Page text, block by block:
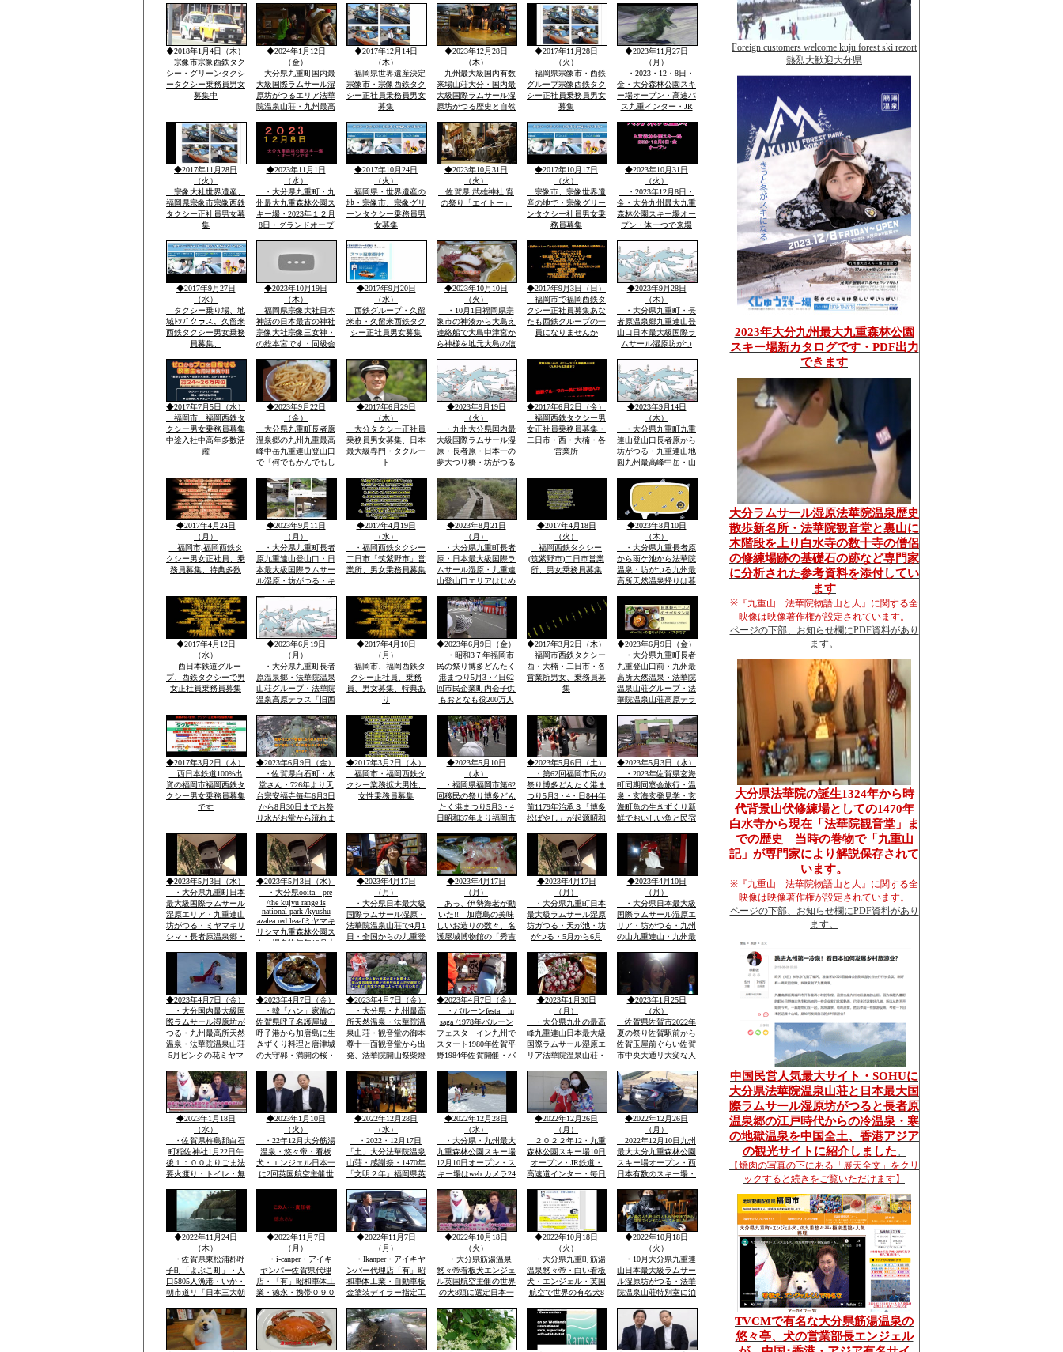
９０７７－５５３５・
大島まで
伝統祭り実行・無料大
駐車あり家内安全その
他祈願火渡り参加でき
ます近くに水汲みで有
名な縫いの池水堂あり
華院温泉山荘恒例感謝
祭で「君とのぼろう法
華院温泉山荘の歌・」
社員バンドで初ひろ
う・・・
◆2018年1月4日（木）
宗像市宗像西鉄タク
シー・グリーンタクシ
ータクシー乗務員男女
募集中
◆2024年1月12日
（金）
大分県九重町国内最
大級国際ラムサール湿
原坊がつるエリア法華
院温泉山荘・九州最高
雪・雪・雪で12月23日
恒例「感謝祭」全国か
ら参加・法華院温泉山
されました
◆2017年12月14日
（木）
福岡県世界遺産決定
宗像市・宗像西鉄タク
シー正社員乗務員男女
募集
◆2023年12月28日
（木）
九州最大級国内有数
来場山荘大分・国内最
大級国際ラムサール湿
原坊がつる歴史と自然
然温泉の法華院温泉山
荘の歌「法華院であい
ましょう」12月23日恒
例・感謝祭でで発表い
い歌です
◆2017年11月28日
（火）
福岡県宗像市・西鉄
グループ宗像西鉄タク
シー正社員乗務員男女
募集
◆2023年11月27日
（月）
・2023・12・8日・
金・大分森林公園スキ
ー場オープン・高速バ
ス九重インター・JR
で無料送迎バス毎日運
航・詳細はHPか
TEL・子供も体一つで
メーカウエヤ用意
◆2017年11月28日
（火）
宗像大社世界遺産、
福岡県宗像市宗像西鉄
タクシー正社員男女募
集
◆2023年11月1日
（水）
・大分県九重町・九
州最大九重森林公園ス
キー場・2023年１２月
8日・グランドオープ
で遊べる・こども広場
「パパママと子供の専
でスキー場完備」
◆2017年10月24日
（火）
福岡県・世界遺産の
地・宗像市、宗像グリ
ーンタクシー乗務員男
女募集
◆2023年10月31日
（火）
佐賀県 武雄神社 宵
の祭り「エイトー」
◆2017年10月17日
（火）
宗像市、宗像世界遺
産の地で・宗像グリー
ンタクシー社員男女乗
務員募集
◆2023年10月31日
（火）
・2023年12月8日・
金・大分九州最大九重
森林公園スキー場オー
プン・体一つで来場
ロまで世界の一流品ス
キーウェア・サイズ・
色・レンタル用意自分
で選べて・いつでも滑
れるスキー場
◆2017年9月27日
（水）
タクシー乗り場、地
域ﾄﾂﾌﾟクラス、久留米
西鉄タクシー男女乗務
員募集、
◆2023年10月19日
（木）
福岡県宗像大社日本
神話の日本最古の神社
宗像大社宗像三女神・
の総本宮です・同級会
連遺跡とお祭りに船で
行き「神宿る島」宗
像・沖ノ島関連がユネ
スコ世界遺産に登録見
て聞いてビツクリです
◆2017年9月20日
（水）
西鉄グループ・久留
米市・久留米西鉄タク
シー正社員男女募集
◆2023年10月10日
（火）
・10月1日福岡県宗
像市の神湊から大島え
連絡船で大島中津宮か
ら神様を地元大島の信
地元漁師さんの漁船に
のせ神湊までそれから
ご神体を宗像大社まで
運び大島遥拝所の横の
お宿「まなべ」最高
◆2017年9月3日（日）
福岡市で福岡西鉄タ
クシー正社員募集あな
たも西鉄グループの一
員になりませんか
◆2023年9月28日
（木）
・大分県九重町・長
者原温泉郷九重連山登
山口日本最大級国際ラ
ムサール湿原坊がつ
九重連山・山名・標高
高さ・位置・坊がつる
賛歌で有名・坊がつる
キヤンプ場・九州最高
所天然温泉法華院温泉
山荘
◆2017年7月5日（水）
福岡市、福岡西鉄タ
クシー男女乗務員募集
中途入社中高年多数活
躍
◆2023年9月22日
（金）
大分県九重町長者原
温泉郷の九州九重最高
峰中岳九重連山登山口
で「何でもかんでもし
告・温泉豊富なエリア
で開催報告地元民のジ
ビエ料理・鹿・いのし
しのさしいれ恊力で大
変盛り上がりました
◆2017年6月29日
（木）
大分タクシー正社員
乗務員男女募集、日本
最大級専門・タクルー
ト
◆2023年9月19日
（火）
・九州大分県国内最
大級国際ラムサール湿
原・長者原・日本一の
夢大つり橋・坊がつる
華院温泉山荘・九重連
山九州最高峰中岳と九
重連山・標高・名前・
「坊がつる賛歌」で有
名な坊がつるキヤンプ
場
◆2017年6月2日（金）
福岡西鉄タクシー男
女正社員乗務員募集・
二日市・西・大楠・各
営業所
◆2023年9月14日
（木）
・大分県九重町九重
連山登山口長者原から
坊がつる・九重連山地
図九州最高峰中岳・山
図・日本最大級国際ラ
ムサール湿原・坊がつ
るキヤンプ場九州最高
所天然温泉の法華院温
泉山荘空気がおいしい
◆2017年4月24日
（月）
福岡市,福岡西鉄タ
クシー男女正社員、乗
務員募集、特典多数
◆2023年9月11日
（月）
・大分県九重町長者
原九重連山登山口・日
本最大級国際ラムサー
ル湿原・坊がつる・キ
リシマ開花。九州最高
所天然温泉・行く帰る
最低5時間前後・また
行きたい法華院温泉山
荘
◆2017年4月19日
（水）
・福岡西鉄タクシー
二日市「筑紫野市」営
業所、男女乗務員募集
◆2023年8月21日
（月）
・大分県九重町長者
原・日本最大級国際ラ
ムサール湿原・九重連
山登山口エリアはじめ
暮れ雨の滝ルート・尼
ケ池ルート・法華院温
泉山荘の九州最高所天
然温泉・九州最高峰九
重連山中岳ルートなど
◆2017年4月18日
（火）
福岡西鉄タクシー
(筑紫野市)二日市営業
所、男女乗務員募集
◆2023年8月10日
（木）
・大分県九重長者原
から雨ケ池から法華院
温泉・坊がつる九州最
高所天然温泉帰りは暮
の臭い・野鳥の鳴き
声・おいしい空気の
味・夜の星の輝き最高
でした・
◆2017年4月12日
（水）
西日本鉄道グルー
プ、西鉄タクシーで男
女正社員乗務員募集
◆2023年6月19日
（月）
・大分県九重町長者
原温泉郷・法華院温泉
山荘グループ・法華院
温泉高原テラス「旧西
ok・温泉入浴￥５０
０・併設レストラン和
洋食１０００円から２
０００・登山・研修
会・合宿全国実績多数
◆2017年4月10日
（月）
福岡市、福岡西鉄タ
クシー正社員、乗務
員、男女募集、特典あ
り
◆2023年6月9日（金）
・昭和3７年福岡市
民の祭り博多どんたく
港まつり5月3・4日62
回市民企業町内会子供
もおとなも役200万人
出し練り歩きます町内
に踊り本舞台・全員参
加で運営再開発ビツク
バンの街です
◆2017年3月2日（木）
福岡市西鉄タクシー
西・大楠・二日市・各
営業所男女、乗務員募
集
◆2023年6月9日（金）
・大分県九重町長者
九重登山口前・九州最
高所天然温泉・法華院
温泉山荘グループ・法
華院温泉山荘高原テラ
０００・ok・素泊まり
ok・温泉￥５００・レ
ストラン有￥１０００
円から
◆2017年3月2日（木）
西日本鉄道100%出
資の福岡市福岡西鉄タ
クシー男女乗務員募集
です
◆2023年6月9日（金）
・佐賀県白石町・水
堂さん・726年より天
台宗安福寺毎年6月3日
から8月30日までお祭
り水がお堂から流れま
に顔つきがちがう飲む
とよくなる水です「体
の調子が悪い人は飲ま
ないこと」
◆2017年3月2日（木）
福岡市・福岡西鉄タ
クシー業務拡大男性、
女性乗務員募集
◆2023年5月10日
（水）
・福岡県福岡市第62
回移民の祭り博多どん
たく港まつり5月3・4
日昭和37年より福岡市
内に踊り本舞台あり市
民企業総参加こども大
人も企業も約200万人
参加「しゃもじ」で音
を出し参加
◆2023年5月6日（土）
・第62回福岡市民の
祭り博多どんたく港ま
つり5月3・4・日844年
前1179年治承３「博多
松ばやし」が起源昭和
200万人の人出日本有
数の祭り39の町内に本
舞台があり市民総参加
◆2023年5月3日（水）
・2023年佐賀県玄海
町同期同窓会旅行・温
泉・玄海玄発見学・玄
海町魚の生きずくり新
鮮でおいしい魚と民宿
「ここ初めてですが・
温泉泉質がよかつた」
◆2023年5月3日（水）
・大分県九重町日本
最大級国際ラムサール
湿原エリア・九重連山
坊がつる・ミヤマキリ
シマ・長者原温泉郷・
公園スキー場・毎年12
月末の「天空の大花火
大会」２０００ｍ級の
冬の山々空に花火・・
◆2023年5月3日（水）
・大分県ooita pre
/the kujyu range is
national park /kyushu
azalea red leaafミヤマキ
リシマ九重森林公園ス
キー場名物毎年12月大
花火
◆2023年4月17日
（月）
・大分県日本最大級
国際ラムサール湿原・
法華院温泉山荘で4月1
日・全国からの九重登
開山祭と夜は九重町白
鳥神社の夜神楽の舞が
奉納当日夜「日本100
名山」を達制したスズ
キさんが拍手でした
◆2023年4月17日
（月）
あっ、伊勢海老が動
いた!! 加唐島の美味
しいお造りの数々、名
護屋城博物館の「秀吉
目、唐津城
◆2023年4月17日
（月）
・大分県九重町日本
最大級ラムサール湿原
坊ガつる・天が池・坊
がつる・5月から6月
リシマが九重連山に咲
きます・坊がつるテン
場多数・法華院温泉山
荘早期予約「ｈ・ｐの
携帯電話
◆2023年4月10日
（月）
・大分県日本最大級
国際ラムサール湿原エ
リア・坊がつる・九州
の山九重連山・九州最
泉山荘開山祭夜・山荘
で九重町白鳥神社によ
る神楽奉納九重連山登
山者の安泰を願い奉納
されました
◆2023年4月7日（金）
・大分国内最大級国
際ラムサール湿原坊が
つる・九州最高所天然
温泉・法華院温泉山荘
5月ピンクの花ミヤマ
山赤ピンク色に染ま
る・九重森林公園スキ
ー場ママと遊べる子供
専用広場・名物天空の
花火
◆2023年4月7日（金）
・韓「ハン」家族の
佐賀県呼子名護屋城・
呼子港から加唐島に生
きずくり料理と唐津城
の天守郭・満開の桜・
お刺身は・伊勢エビ・
ヒラメ・鯛・アワビ・
海老・身が動いた刺
身・焼き物・おいしか
つた
◆2023年4月7日（金）
・大分県・九州最高
所天然温泉・法華院温
泉山荘・観音堂の御本
尊十一面観音堂から出
発、法華院開山祭柴燈
ました全国からの登山
者の無事安寧を祈願す
る天気よく多数参加さ
れました
◆2023年4月7日（金）
・バルーンfesta in
saga /1978年バルーン
フェスタ イン九州で
スタート1980年佐賀平
野1984年佐賀開催・バ
1984年世界大会
◆2023年1月30日
（月）
・大分県九州の最高
峰九重連山日本最大級
国際ラムサール湿原エ
リア法華院温泉山荘・
毎年恒例全国から参加
人気感謝祭参加者地方
の食べる手ずくり食の
紹介色鮮やかな地方の
食・家庭の味
◆2023年1月25日
（水）
佐賀県佐賀市2022年
夏の祭り佐賀駅前から
佐賀玉屋前ぐらい佐賀
市中央大通リ大変な人
ゲ・焼きいか・肉焼
き・焼きそば・地ビー
ルなどいろいろ路上舞
台で太鼓・踊り人など
銀天夜市風
◆2023年1月18日
（水）
・佐賀県杵島郡白石
町稲佐神社1月22日午
後１：００よりごま法
要火渡り・トイレ・無
大分県九重森林公園ス
キー場・日本一夢大吊
橋・ラムサール湿原坊
がつる・九州最高所天
然温泉法華院
◆2023年1月10日
（火）
・22年12月大分筋湯
温泉・悠々帝・看板
犬・エンジェル日本一
に2回英国航空主催世
ｓ://chinanews.jp・中
国経済新聞web版日本
載
◆2022年12月28日
（水）
・2022・12月17日
「土」大分法華院温泉
山荘・感謝祭・1470年
「文明２年」福岡県英
「現」弘蔵岳久・自然
を守り・九州最高所天
然温泉・場内には観音
堂も・国立公園ラムサ
ール湿原内
◆2022年12月28日
（水）
・大分県・九州最大
九重森林公園スキー場
12月10日オープン・ス
キー場はweb カメラ24
岡市からスキー場行き
バスＯＫ・JR久大線
豊後森駅前・高速九重
インターバス停乗れま
す
◆2022年12月26日
（月）
２０２２年12・九重
森林公園スキー場10日
オープン・JR鉄道・
高速道インター・毎日
３０・１０：４０九重
インターでバスでも行
ける・からだひとつで
ok・子供から大人まで
レンタルOK
◆2022年12月26日
（月）
2022年12月10日九州
最大大分九重森林公園
スキー場オープン・西
日本有数のスキー場・
ランその他充実、パパ
ママ子供の専用スキー
場「こども広場」用
意・paypay スマホ支
払ＯＫ
◆2022年11月24日
（木）
・佐賀県東松浦郡呼
子町「よぶこ町」・人
口5805人漁港・いか・
朝市道リ「日本三大朝
よ映画寅次郎子守歌撮
影場所・綱引き・近く
に名護屋城・豊臣秀
吉・１００名城選定・
◆2022年11月7日
（月）
・i-canper・アイキ
ヤンパー佐賀県代理
店・「有」昭和車体工
業・徳永・携帯０９０
８・展示場に軽・普・
大型車にキヤンパー商
品実装展示アルミハシ
ゴで登り見て・広さ寝
◆2022年11月7日
（月）
・Ikanper・アイキヤ
ンパー代理店「有」昭
和車体工業・自動車板
金塗装デイラー指定工
普・大型車実車・テン
ト実商品大展示展示場
有・説明等あれば?携
帯090-2086-2858・徳
◆2022年10月18日
（火）
・大分県筋湯温泉
悠々帝看板犬エンジェ
ル英国航空主催の世界
の犬8頭に選定日本一
選定・日本政府観光局
ロンドン事務所に英文
で通知・日本語に翻訳
世界の8頭が大分県に
◆2022年10月18日
（火）
・大分県九重町筋湯
温泉悠々帝・白い看板
犬・エンジェル・英国
航空で世界の有名犬8
ロンドンの日本政府観
光局に連絡英文で悠々
帝に送付されました
◆2022年10月18日
（火）
・10月大分県九重連
山日本最大級ラムサー
ル湿原坊がつる・法華
院温泉山荘特別室に泊
泉にはいり最高・各お
部屋を紹介佐賀県から
2人で登山紹介です
Foreign customers welcome kuju forest ski rezort
熱烈大歓迎大分県
2023年大分九州最大九重森林公園
スキー場新カタログです・PDF出力
できます
大分ラムサール湿原法華院温泉歴史
散歩新名所・法華院観音堂と裏山に
木階段を上り白水寺の数十寺の僧侶
の修練場跡の基礎石の跡など専門家
に分析された参考資料を添付してい
ます
※『九重山 法華院物語山と人』に関する全
映像は映像著作権が設定されています。
ページの下部、お知らせ欄にPDF資料があり
ます。
大分県法華院の誕生1324年から時
代背景山伏修練場としての1470年
白水寺から現在「法華院観音堂」ま
での歴史 当時の巻物で「九重山
記」が専門家により解説保存されて
います。
※『九重山 法華院物語山と人』に関する全
映像は映像著作権が設定されています。
ページの下部、お知らせ欄にPDF資料があり
ます。
中国民営人気最大サイト・SOHUに
大分県法華院温泉山荘と日本最大国
際ラムサール湿原坊がつると長者原
温泉郷の江戸時代からの冷温泉・寒
の地獄温泉を中国全土、香港アジア
の観光サイトに紹介しました 。
【焼肉の写真の下にある「展天全文」をクリ
ックすると続きをご覧いただけます】
TVCMで有名な大分県筋湯温泉の
悠々亭、犬の営業部長エンジェル